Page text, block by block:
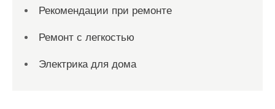
Рекомендации при ремонте
Ремонт с легкостью
Электрика для дома